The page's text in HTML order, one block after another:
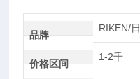
品牌
RIKEN/
价格区间
1-2千